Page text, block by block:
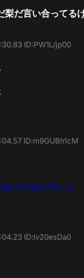
梨だ言い合ってる
ID:PW1L/jp00
ID:m9GUBh1cM
ってるんでしょ
ID:lv20esDa0